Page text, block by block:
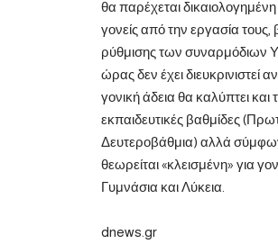
θα παρέχεται
γονείς από την εργασία τους,
ρύθμισης των συναρμόδιων
ώρας δεν έχει διευκρινιστεί
γονική άδεια θα καλύπτει και
εκπαιδευτικές βαθμίδες
Δευτεροβάθμια) αλλά
θεωρείται «κλεισμένη» για
Γυμνάσια και Λύκεια.
dnews.gr